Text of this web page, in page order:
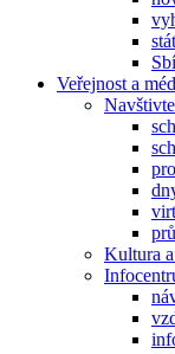
Veřejnost a
Kultura